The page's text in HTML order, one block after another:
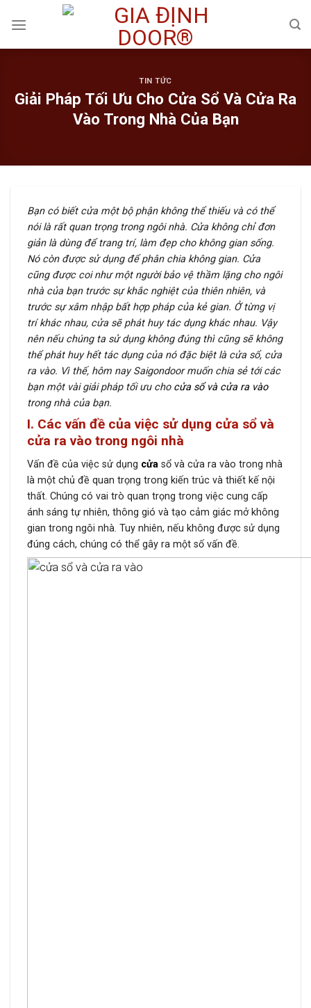
TIN TỨC
Giải Pháp Tối Ưu Cho Cửa Sổ Và Cửa Ra
Vào Trong Nhà Của Bạn
Bạn có biết cửa một bộ phận không thể thiếu và có thể
nói là rất quan trọng trong ngôi nhà. Cửa không chỉ đơn
giản là dùng để trang trí, làm đẹp cho không gian sống.
Nó còn được sử dụng để phân chia không gian. Cửa
cũng được coi như một người bảo vệ thầm lặng cho ngôi
nhà của bạn trước sự khắc nghiệt của thiên nhiên, và
trước sự xâm nhập bất hợp pháp của kẻ gian. Ở từng vị
trí khác nhau, cửa sẽ phát huy tác dụng khác nhau. Vậy
nên nếu chúng ta sử dụng không đúng thì cũng sẽ không
thể phát huy hết tác dụng của nó đặc biệt là cửa sổ, cửa
ra vào. Vì thế, hôm nay Saigondoor muốn chia sẻ tới các
bạn một vài giải pháp tối ưu chocửa sổ và cửa ra vào
trong nhà của bạn.
I. Các vấn đề của việc sử dụng cửa sổ và
cửa ra vào trong ngôi nhà
Vấn đề của việc sử dụng cửa sổ và cửa ra vào trong nhà
là một chủ đề quan trọng trong kiến trúc và thiết kế nội
thất. Chúng có vai trò quan trọng trong việc cung cấp
ánh sáng tự nhiên, thông gió và tạo cảm giác mở không
gian trong ngôi nhà. Tuy nhiên, nếu không được sử dụng
đúng cách, chúng có thể gây ra một số vấn đề.